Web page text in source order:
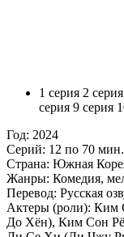
1 серия 2 серия
серия 9 серия
Год: 2024
Серий: 12 по 70 мин.
Страна: Южная
Жанры: Комедия,
Перевод: Русская
Актеры (роли): Ким
До Хён), Ким Сон